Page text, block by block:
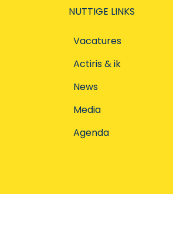
NUTTIGE LINKS
Vacatures
Actiris & ik
News
Media
Agenda